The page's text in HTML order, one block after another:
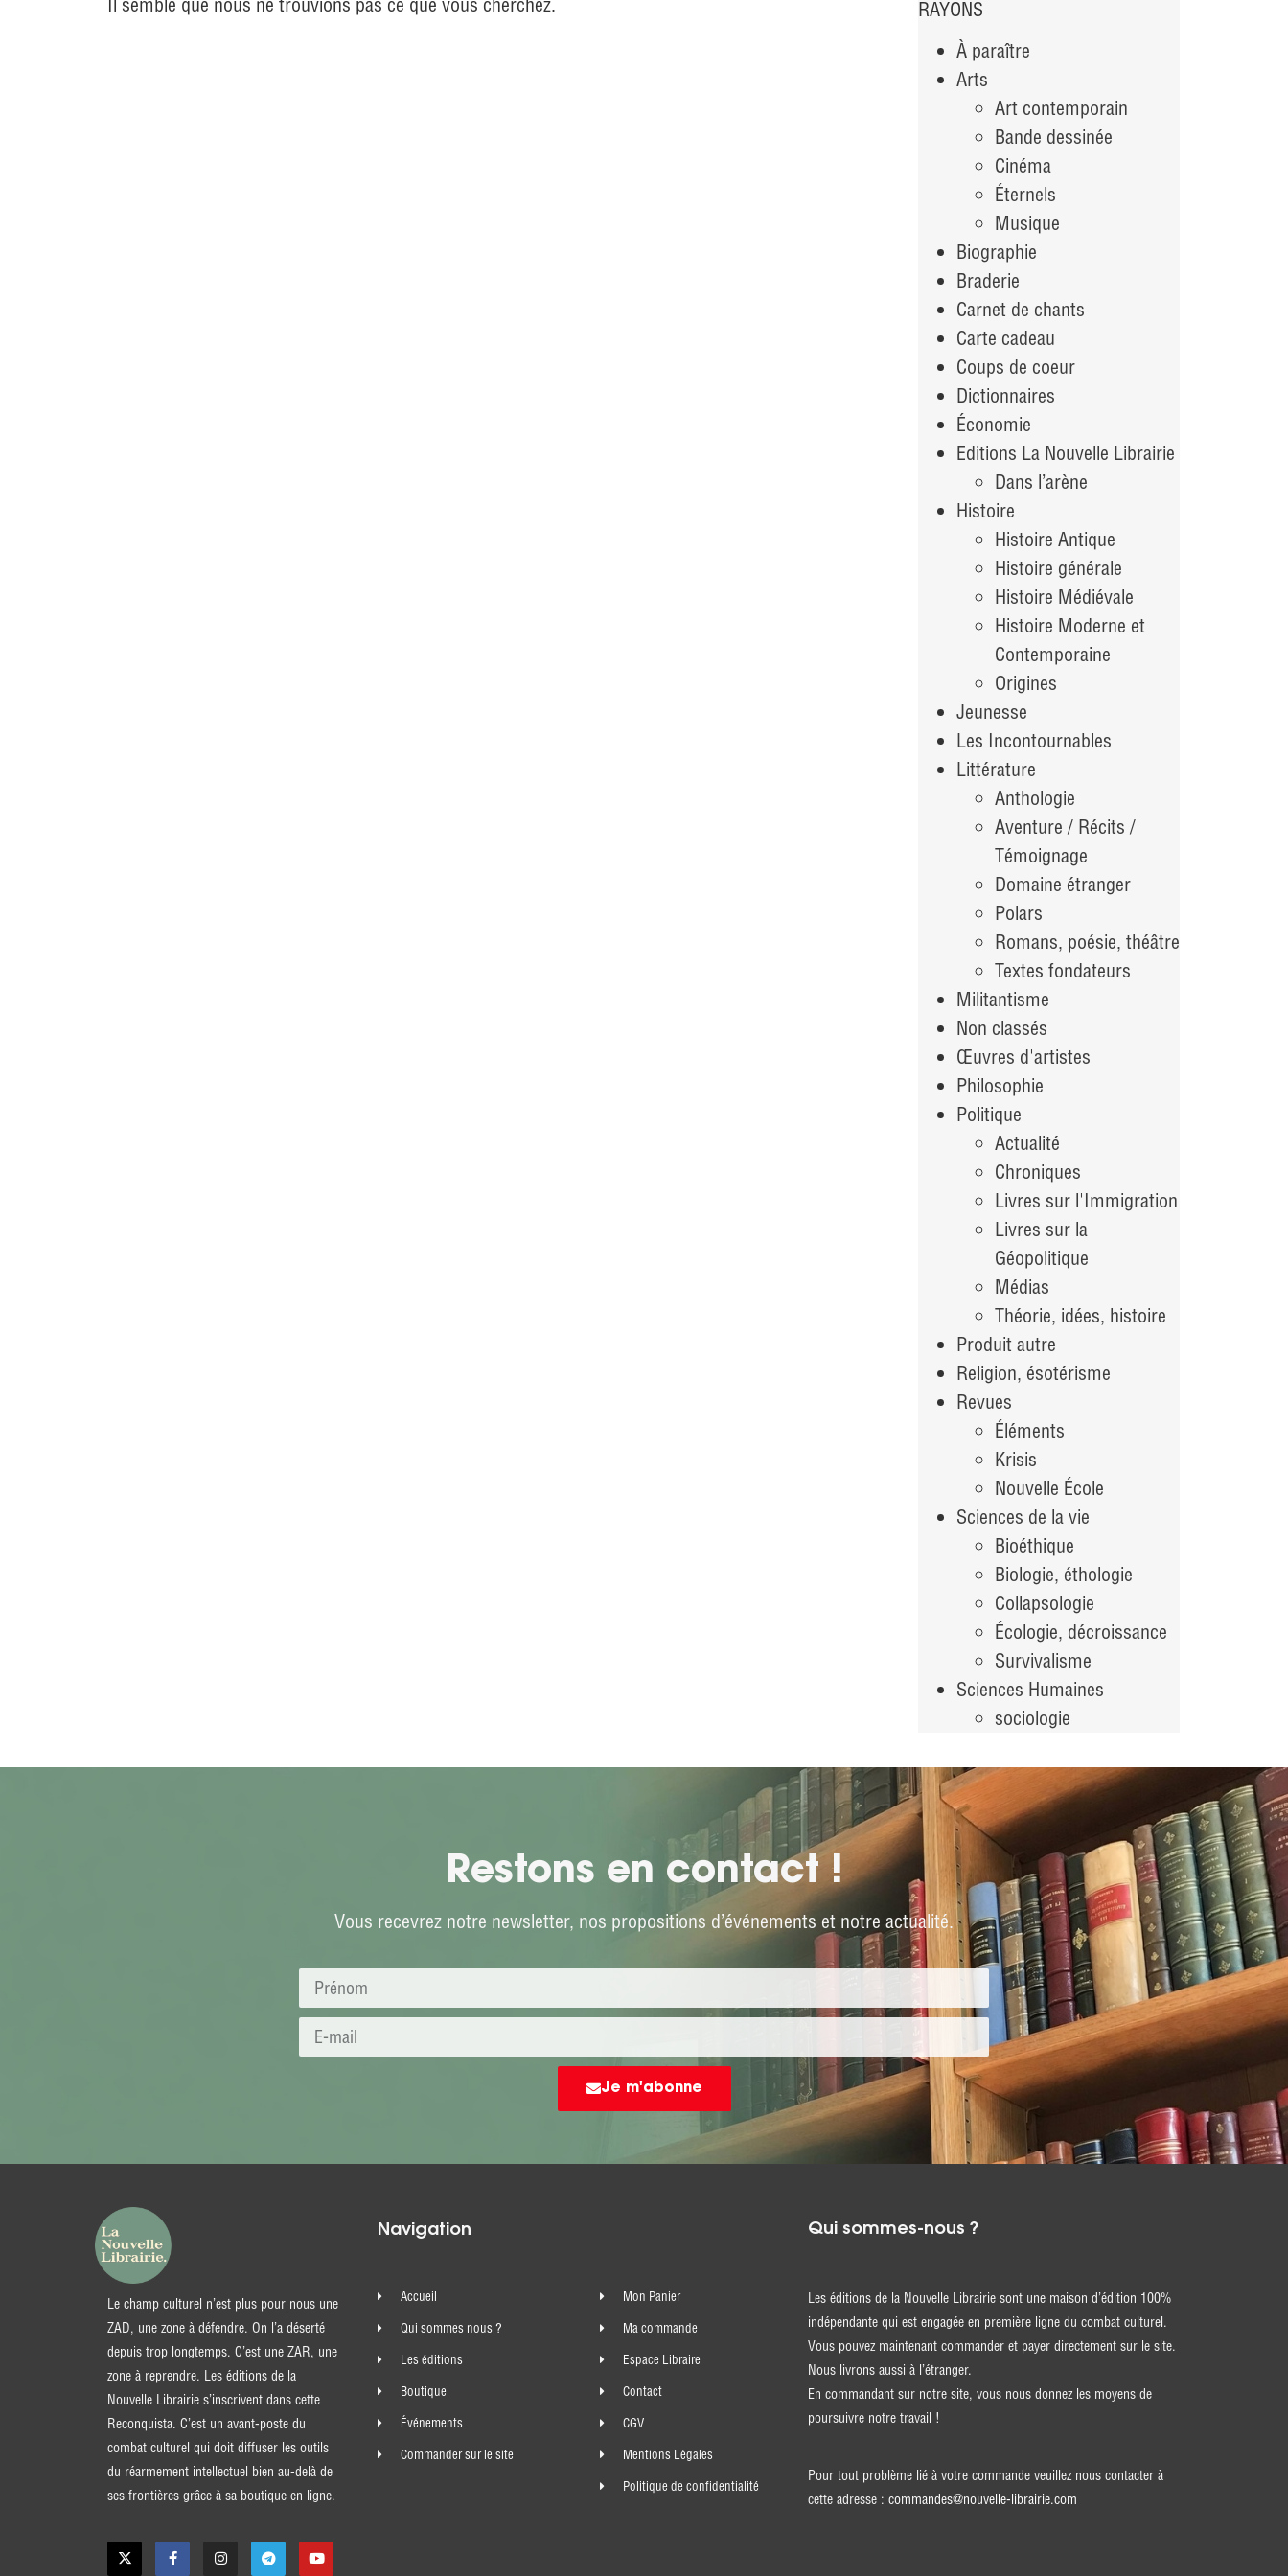
RAYONS
À paraître
Arts
Art contemporain
Bande dessinée
Cinéma
Éternels
Musique
Biographie
Braderie
Carnet de chants
Carte cadeau
Coups de coeur
Dictionnaires
Économie
Editions La Nouvelle Librairie
Dans l’arène
Histoire
Histoire Antique
Histoire générale
Histoire Médiévale
Histoire Moderne et
Contemporaine
Origines
Jeunesse
Les Incontournables
Littérature
Anthologie
Aventure / Récits /
Témoignage
Domaine étranger
Polars
Romans, poésie, théâtre
Textes fondateurs
Militantisme
Non classés
Œuvres d'artistes
Philosophie
Politique
Actualité
Chroniques
Livres sur l'Immigration
Livres sur la
Géopolitique
Médias
Théorie, idées, histoire
Produit autre
Religion, ésotérisme
Revues
Éléments
Krisis
Nouvelle École
Sciences de la vie
Bioéthique
Biologie, éthologie
Collapsologie
Écologie, décroissance
Survivalisme
Sciences Humaines
sociologie
Restons en contact !
Vous recevrez notre newsletter, nos propositions d’événements et notre actualité.
Je m'abonne
Le champ culturel n’est plus pour nous une
ZAD, une zone à défendre. On l’a déserté
depuis trop longtemps. C’est une ZAR, une
zone à reprendre. Les éditions de la
Nouvelle Librairie s’inscrivent dans cette
Reconquista. C’est un avant-poste du
combat culturel qui doit diffuser les outils
du réarmement intellectuel bien au-delà de
ses frontières grâce à sa boutique en ligne.
Navigation
Accueil
Qui sommes nous ?
Les éditions
Boutique
Événements
Commander sur le site
Mon Panier
Ma commande
Espace Libraire
Contact
CGV
Mentions Légales
Politique de confidentialité
Qui sommes-nous ?
Les éditions de la Nouvelle Librairie sont une maison d’édition 100%
indépendante qui est engagée en première ligne du combat culturel.
Vous pouvez maintenant commander et payer directement sur le site.
Nous livrons aussi à l’étranger.
En commandant sur notre site, vous nous donnez les moyens de
poursuivre notre travail !
Pour tout problème lié à votre commande veuillez nous contacter à
cette adresse : commandes@nouvelle-librairie.com